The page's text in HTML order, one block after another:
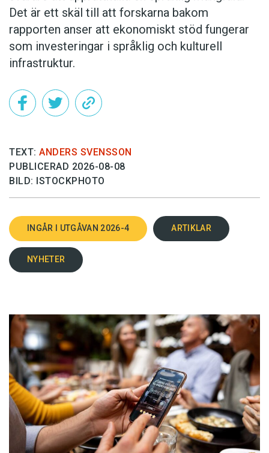
Det är ett skäl till att forskarna bakom
rapporten anser att ekonomiskt stöd fungerar
som investeringar i språklig och kulturell
infrastruktur.
TEXT: ANDERS SVENSSON
PUBLICERAD 2026-08-08
BILD: ISTOCKPHOTO
INGÅR I UTGÅVAN 2026-4 ARTIKLAR
NYHETER